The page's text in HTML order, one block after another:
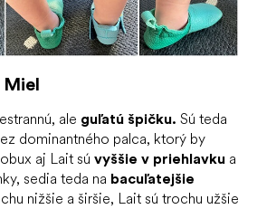
Miel
ale guľatú špičku. Sú teda
dominantného palca, ktorý by
aj Lait sú vyššie v priehlavku a
sedia teda na bacuľatejšie
nižšie a širšie, Lait sú trochu užšie